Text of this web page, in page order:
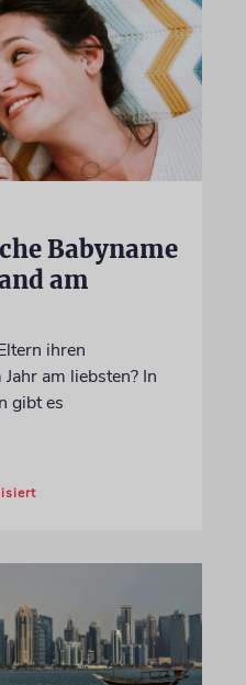
Babyname
am
ihren
am liebsten? In
gibt es